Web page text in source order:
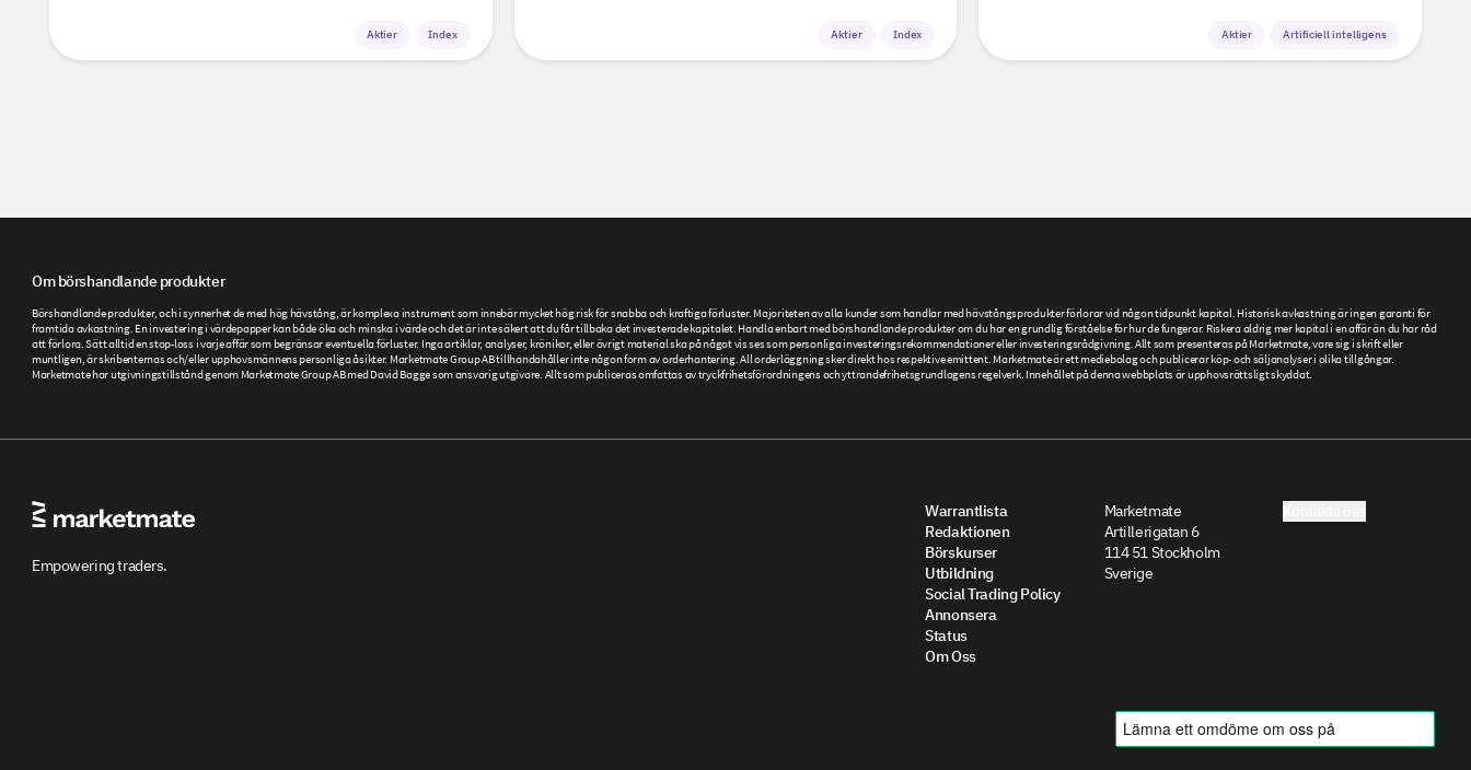
Aktier Index Aktier Index Aktier Artificiell intelligens
Om börshandlande produkter
Börshandlande produkter, och i synnerhet de med hög hävstång, är komplexa instrument som innebär mycket hög risk för snabba och kraftiga förluster. Majoriteten av alla kunder som handlar med hävstångsprodukter förlorar vid någon tidpunkt kapital. Historisk avkastning är ingen garanti för
framtida avkastning. En investering i värdepapper kan både öka och minska i värde och det är inte säkert att du får tillbaka det investerade kapitalet. Handla enbart med börshandlande produkter om du har en grundlig förståelse för hur de fungerar. Riskera aldrig mer kapital i en affär än du har råd
att förlora. Sätt alltid en stop-loss i varje affär som begränsar eventuella förluster. Inga artiklar, analyser, krönikor, eller övrigt material ska på något vis ses som personliga investeringsrekommendationer eller investeringsrådgivning. Allt som presenteras på Marketmate, vare sig i skrift eller
muntligen, är skribenternas och/eller upphovsmännens personliga åsikter. Marketmate Group AB tillhandahåller inte någon form av orderhantering. All orderläggning sker direkt hos respektive emittent. Marketmate är ett mediebolag och publicerar köp- och säljanalyser i olika tillgångar.
Marketmate har utgivningstillstånd genom Marketmate Group AB med David Bagge som ansvarig utgivare. Allt som publiceras omfattas av tryckfrihetsförordningens och yttrandefrihetsgrundlagens regelverk. Innehållet på denna webbplats är upphovsrättsligt skyddat.
Empowering traders.
Warrantlista
Redaktionen
Börskurser
Utbildning
Social Trading Policy
Annonsera
Status
Om Oss
Marketmate
Artillerigatan 6
114 51 Stockholm
Sverige